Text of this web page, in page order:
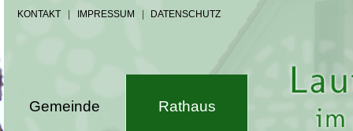
KONTAKT IMPRESSUM DATENSCHUTZ
Gemeinde Rathaus